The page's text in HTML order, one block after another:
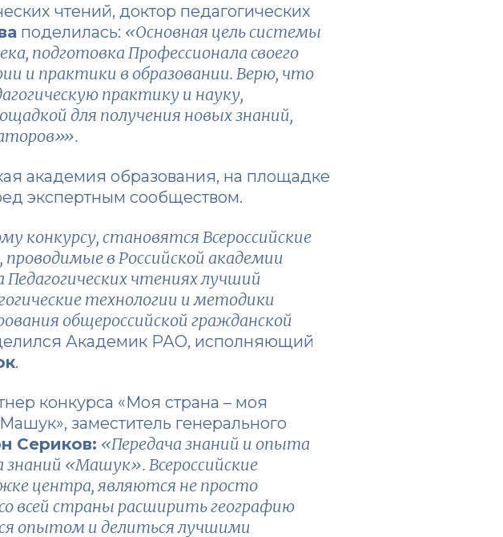
чтений, доктор педагогических
поделилась: «Основная цель системы
подготовка Профессионала своего
и практики в образовании. Верю, что
практику и науку,
для получения новых знаний,
академия образования, на площадке
экспертным сообществом.
становятся Всероссийские
в Российской академии
чтениях лучший
технологии и методики
общероссийской гражданской
Академик РАО, исполняющий
.
конкурса «Моя страна – моя
заместитель генерального
Сериков: «Передача знаний и опыта
«Машук». Всероссийские
центра, являются не просто
всей страны расширить географию
опытом и делиться лучшими